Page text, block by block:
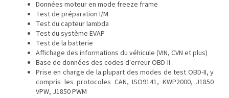
Données moteur en mode freeze frame
Test de préparation I/M
Test du capteur lambda
Test du système EVAP
Test de la batterie
Affichage des informations du véhicule (VIN, CVN et plus)
Base de données des codes d'erreur OBD-II
Prise en charge de la plupart des modes de test OBD-II, y
compris les protocoles CAN, ISO9141, KWP2000, J1850
VPW, J1850 PWM